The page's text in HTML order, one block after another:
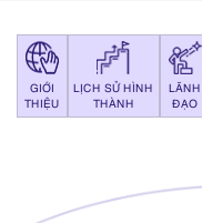
GIỚI
THIỆU
LỊCH SỬ HÌNH
THÀNH
LÃNH
ĐẠO